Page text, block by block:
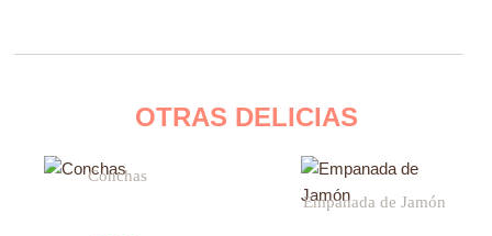
OTRAS DELICIAS
Conchas
producto
Empanada de Jamón